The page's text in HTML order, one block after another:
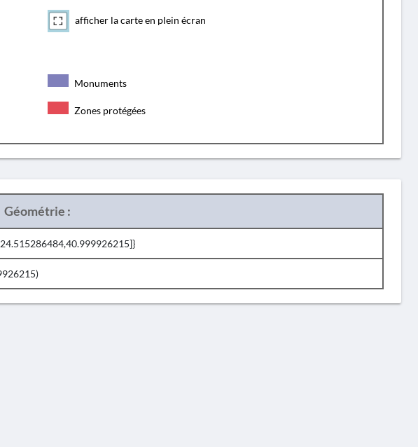
afficher la carte en plein écran
Monuments
Zones protégées
Géométrie :